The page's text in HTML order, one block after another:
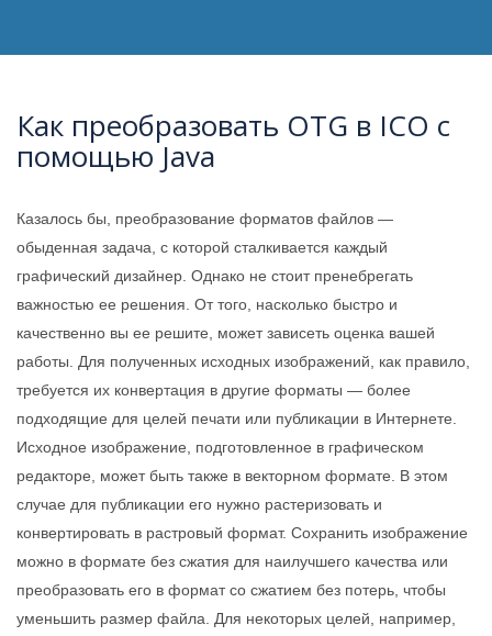
Как преобразовать OTG в ICO с
помощью Java
Казалось бы, преобразование форматов файлов —
обыденная задача, с которой сталкивается каждый
графический дизайнер. Однако не стоит пренебрегать
важностью ее решения. От того, насколько быстро и
качественно вы ее решите, может зависеть оценка вашей
работы. Для полученных исходных изображений, как правило,
требуется их конвертация в другие форматы — более
подходящие для целей печати или публикации в Интернете.
Исходное изображение, подготовленное в графическом
редакторе, может быть также в векторном формате. В этом
случае для публикации его нужно растеризовать и
конвертировать в растровый формат. Сохранить изображение
можно в формате без сжатия для наилучшего качества или
преобразовать его в формат со сжатием без потерь, чтобы
уменьшить размер файла. Для некоторых целей, например,